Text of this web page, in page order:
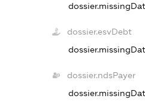
dossier.esvDebt
dossier.ndsPayer